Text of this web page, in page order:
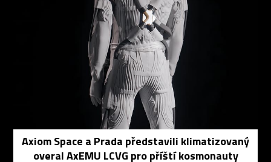
Axiom Space a Prada představili klimatizovaný
overal AxEMU LCVG pro příští kosmonauty